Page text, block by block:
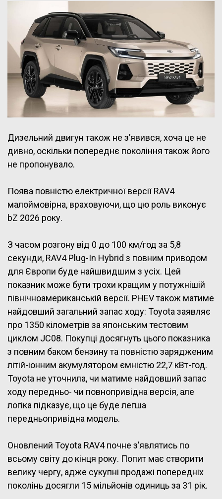
Дизельний двигун також не з’явився, хоча це не
дивно, оскільки попереднє покоління також його
не пропонувало.
Поява повністю електричної версії RAV4
малоймовірна, враховуючи, що цю роль виконує
bZ 2026 року.
З часом розгону від 0 до 100 км/год за 5,8
секунди, RAV4 Plug-In Hybrid з повним приводом
для Європи буде найшвидшим з усіх. Цей
показник може бути трохи кращим у потужнішій
північноамериканській версії. PHEV також матиме
найдовший загальний запас ходу: Toyota заявляє
про 1350 кілометрів за японським тестовим
циклом JC08. Покупці досягнуть цього показника
з повним баком бензину та повністю зарядженим
літій-іонним акумулятором ємністю 22,7 кВт-год.
Toyota не уточнила, чи матиме найдовший запас
ходу передньо- чи повнопривідна версія, але
логіка підказує, що це буде легша
передньопривідна модель.
Оновлений Toyota RAV4 почне з’являтись по
всьому світу до кінця року. Попит має створити
велику чергу, адже сукупні продажі попередніх
поколінь досягли 15 мільйонів одиниць за 31 рік.